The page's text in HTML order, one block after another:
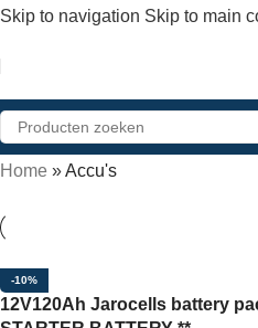
Skip to navigation Skip to main
Home »Accu's
-10%
12V120Ah Jarocells battery